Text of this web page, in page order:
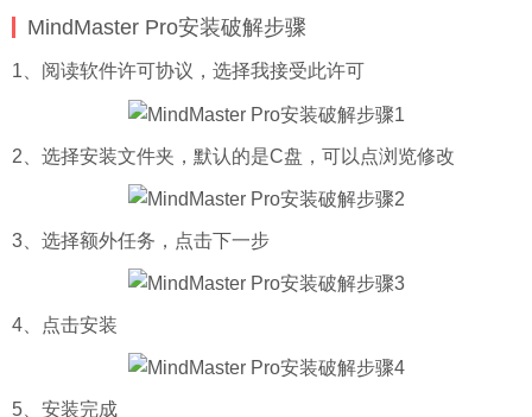
MindMaster Pro安装破解步骤
1、阅读软件许可协议，选择我接受此许可
2、选择安装文件夹，默认的是C盘，可以点浏览修改
3、选择额外任务，点击下一步
4、点击安装
5、安装完成